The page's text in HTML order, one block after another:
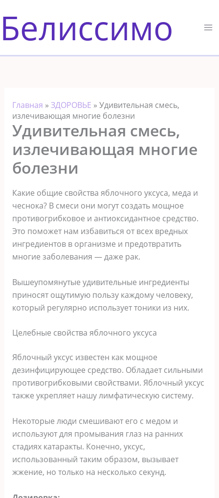
к
содержимому
Белиссимо
Главная » ЗДОРОВЬЕ » Удивительная смесь,
излечивающая многие болезни
Удивительная смесь,
излечивающая многие
болезни
Какие общие свойства яблочного уксуса, меда и
чеснока? В смеси они могут создать мощное
противогрибковое и антиоксидантное средство.
Это поможет нам избавиться от всех вредных
ингредиентов в организме и предотвратить
многие заболевания — даже рак.
Вышеупомянутые удивительные ингредиенты
приносят ощутимую пользу каждому человеку,
который регулярно использует тоники из них.
Целебные свойства яблочного уксуса
Яблочный уксус известен как мощное
дезинфицирующее средство. Обладает сильными
противогрибковыми свойствами. Яблочный уксус
также укрепляет нашу лимфатическую систему.
Некоторые люди смешивают его с медом и
используют для промывания глаз на ранних
стадиях катаракты. Конечно, уксус,
использованный таким образом, вызывает
жжение, но только на несколько секунд.